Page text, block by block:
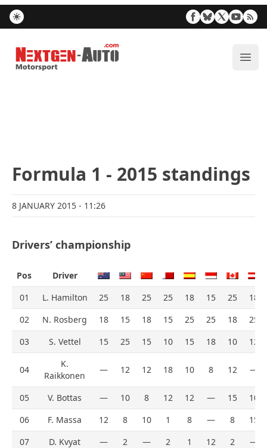
Nextgen-Auto.com
Formula 1 - 2015 standings
8 JANUARY 2015 - 11:26
Drivers’ championship
Pos
Driver
01
L. Hamilton 25 18 25 25 18 15 25
18
02
N. Rosberg 18 15 18 15 25 25 18
25
03
S. Vettel 15 25 15 10 15 18 10 12
04
K.
Raikkonen
— 12 12 18 10 8 12 —
05 V. Bottas — 10 8 12 12 — 15
10
06
F. Massa 12 8 10 1 8 — 8
15
07
D. Kvyat — 2 — 2 1 12 2
—